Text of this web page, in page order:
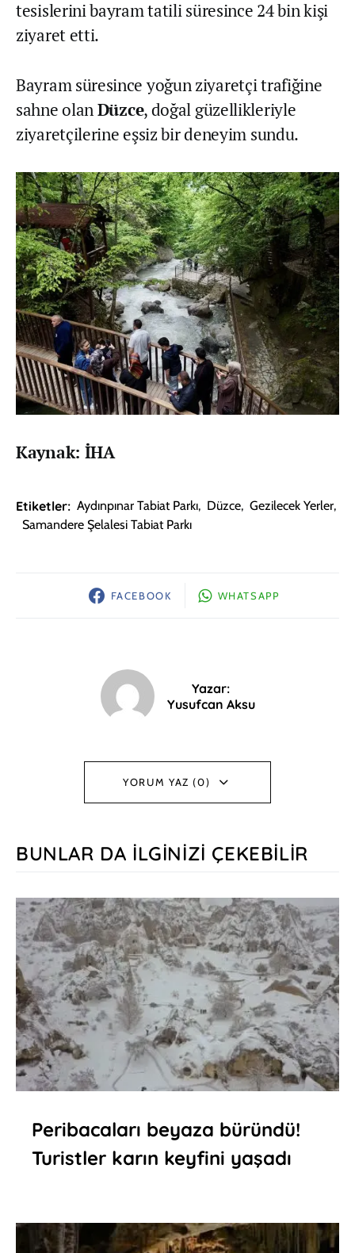
tesislerini bayram tatili süresince 24 bin kişi
ziyaret etti.
Bayram süresince yoğun ziyaretçi trafiğine
sahne olanDüzce, doğal güzellikleriyle
ziyaretçilerine eşsiz bir deneyim sundu.
Kaynak: İHA
Etiketler: Aydınpınar Tabiat Parkı, Düzce, Gezilecek Yerler,
Samandere Şelalesi Tabiat Parkı
FACEBOOK WHATSAPP
Yazar:
Yusufcan Aksu
YORUM YAZ (0)
BUNLAR DA İLGINIZI ÇEKEBILIR
Peribacaları beyaza büründü!
Turistler karın keyfini yaşadı